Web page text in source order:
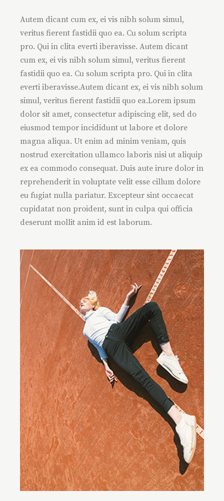
Autem dicant cum ex, ei vis nibh solum simul,
veritus fierent fastidii quo ea. Cu solum scripta
pro. Qui in clita everti iberavisse. Autem dicant
cum ex, ei vis nibh solum simul, veritus fierent
fastidii quo ea. Cu solum scripta pro. Qui in clita
everti iberavisse.Autem dicant ex, ei vis nibh solum
simul, veritus fierent fastidii quo ea.Lorem ipsum
dolor sit amet, consectetur adipiscing elit, sed do
eiusmod tempor incididunt ut labore et dolore
magna aliqua. Ut enim ad minim veniam, quis
nostrud exercitation ullamco laboris nisi ut aliquip
ex ea commodo consequat. Duis aute irure dolor in
reprehenderit in voluptate velit esse cillum dolore
eu fugiat nulla pariatur. Excepteur sint occaecat
cupidatat non proident, sunt in culpa qui officia
deserunt mollit anim id est laborum.